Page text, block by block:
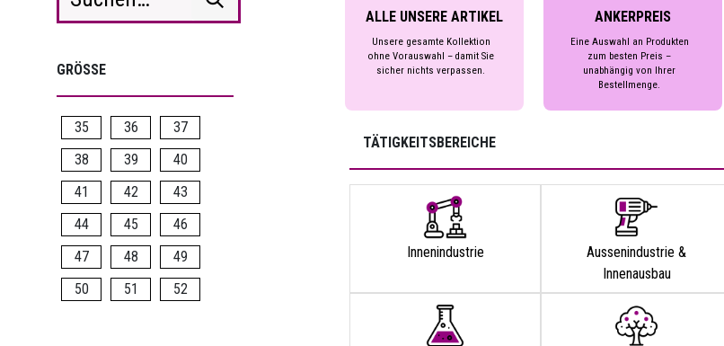
GRÖSSE
35 36
37
38
39
40
41
42
43
44
45
46
47
48
49
50
51 52
ALLE UNSERE ARTIKEL
Unsere gesamte Kollektion
ohne Vorauswahl – damit Sie
sicher nichts verpassen.
ANKERPREIS
Eine Auswahl an Produkten
zum besten Preis –
unabhängig von Ihrer
Bestellmenge.
TÄTIGKEITSBEREICHE
Innenindustrie
Aussenindustrie &
Innenausbau